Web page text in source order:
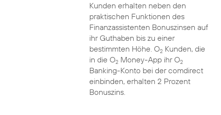
Kunden erhalten neben den
praktischen Funktionen des
Finanzassistenten Bonuszinsen auf
ihr Guthaben bis zu einer
bestimmten Höhe. O2Kunden, die
in die O2Money-App ihr O2
Banking-Konto bei der comdirect
einbinden, erhalten 2 Prozent
Bonuszins.